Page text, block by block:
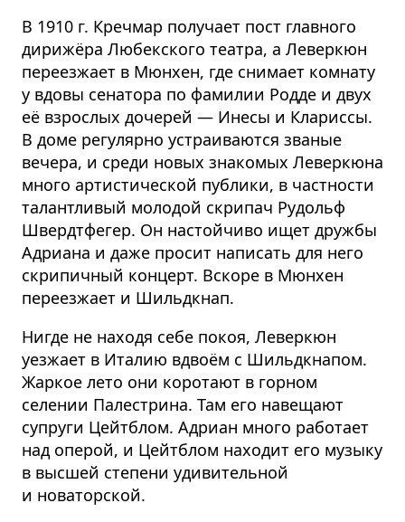
В 1910 г. Кречмар получает пост главного
дирижёра Любекского театра, а Леверкюн
переезжает в Мюнхен, где снимает комнату
у вдовы сенатора по фамилии Родде и двух
её взрослых дочерей — Инесы и Клариссы.
В доме регулярно устраиваются званые
вечера, и среди новых знакомых Леверкюна
много артистической публики, в частности
талантливый молодой скрипач Рудольф
Швердтфегер. Он настойчиво ищет дружбы
Адриана и даже просит написать для него
скрипичный концерт. Вскоре в Мюнхен
переезжает и Шильдкнап.
Нигде не находя себе покоя, Леверкюн
уезжает в Италию вдвоём с Шильдкнапом.
Жаркое лето они коротают в горном
селении Палестрина. Там его навещают
супруги Цейтблом. Адриан много работает
над оперой, и Цейтблом находит его музыку
в высшей степени удивительной
и новаторской.